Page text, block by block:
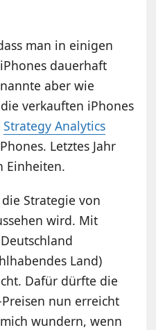
man in einigen
dauerhaft
aber wie
verkauften iPhones
Strategy Analytics
Letztes Jahr
Einheiten.
Strategie von
wird. Mit
Land)
Dafür dürfte die
nun erreicht
wundern, wenn